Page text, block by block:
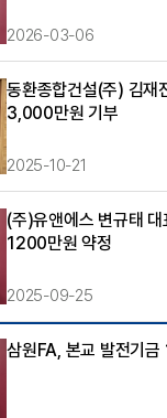
2026-03-06
동환종합건설(주) 김재
3,000만원 기부
2025-10-21
(주)유앤에스 변규태
1200만원 약정
2025-09-25
삼원FA, 본교 발전기금